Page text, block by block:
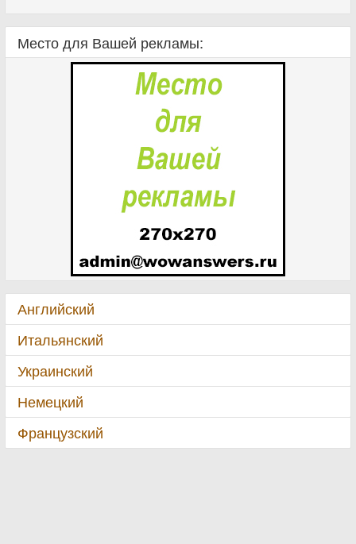
Место для Вашей рекламы:
Английский
Итальянский
Украинский
Немецкий
Французский